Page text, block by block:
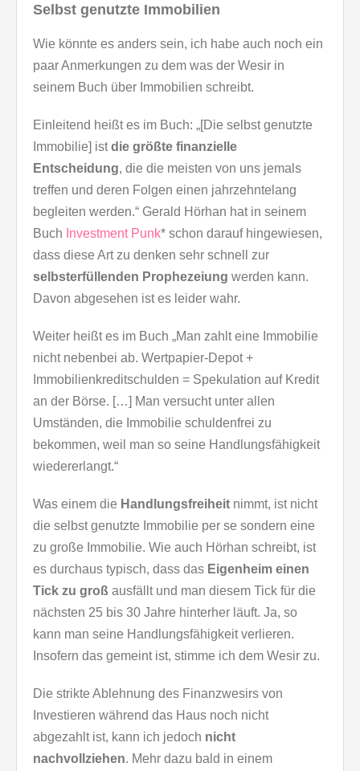
Selbst genutzte Immobilien
Wie könnte es anders sein, ich habe auch noch ein
paar Anmerkungen zu dem was der Wesir in
seinem Buch über Immobilien schreibt.
Einleitend heißt es im Buch: „[Die selbst genutzte
Immobilie] istdie größte finanzielle
Entscheidung, die die meisten von uns jemals
treffen und deren Folgen einen jahrzehntelang
begleiten werden.“ Gerald Hörhan hat in seinem
Buch Investment Punk* schon darauf hingewiesen,
dass diese Art zu denken sehr schnell zur
selbsterfüllenden Prophezeiung werden kann.
Davon abgesehen ist es leider wahr.
Weiter heißt es im Buch „Man zahlt eine Immobilie
nicht nebenbei ab. Wertpapier-Depot +
Immobilienkreditschulden = Spekulation auf Kredit
an der Börse. […] Man versucht unter allen
Umständen, die Immobilie schuldenfrei zu
bekommen, weil man so seine Handlungsfähigkeit
wiedererlangt.“
Was einem die Handlungsfreiheit nimmt, ist nicht
die selbst genutzte Immobilie per se sondern eine
zu große Immobilie. Wie auch Hörhan schreibt, ist
es durchaus typisch, dass das Eigenheim einen
Tick zu groß ausfällt und man diesem Tick für die
nächsten 25 bis 30 Jahre hinterher läuft. Ja, so
kann man seine Handlungsfähigkeit verlieren.
Insofern das gemeint ist, stimme ich dem Wesir zu.
Die strikte Ablehnung des Finanzwesirs von
Investieren während das Haus noch nicht
abgezahlt ist, kann ich jedoch nicht
nachvollziehen. Mehr dazu bald in einem